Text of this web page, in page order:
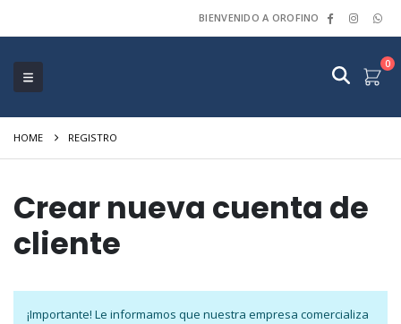
BIENVENIDO A OROFINO
0
HOME REGISTRO
Crear nueva cuenta de
cliente
¡Importante! Le informamos que nuestra empresa comercializa